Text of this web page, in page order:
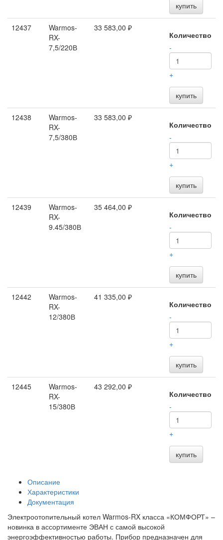
купить
12437
Warmos-
RX-
7,5/220В
33 583,00 ₽
Количество
-
+
купить
12438
Warmos-
RX-
7,5/380В
33 583,00 ₽
Количество
-
+
купить
12439
Warmos-
RX-
9.45/380В
35 464,00 ₽
Количество
-
+
купить
12442
Warmos-
RX-
12/380В
41 335,00 ₽
Количество
-
+
купить
12445
Warmos-
RX-
15/380В
43 292,00 ₽
Количество
-
+
купить
Описание
Характеристики
Документация
Электроотопительный котел Warmos-RX класса «КОМФОРТ» –
новинка в ассортименте ЭВАН с самой высокой
энергоэффективностью работы. Прибор предназначен для